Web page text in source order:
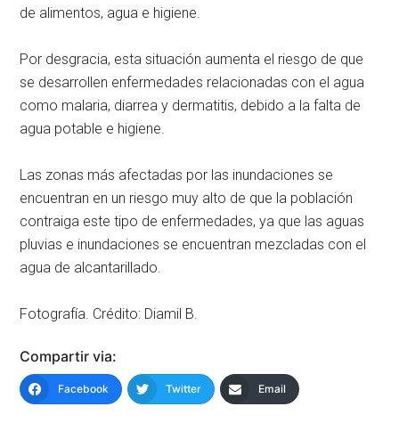
de alimentos, agua e higiene.
Por desgracia, esta situación aumenta el riesgo de que
se desarrollen enfermedades relacionadas con el agua
como malaria, diarrea y dermatitis, debido a la falta de
agua potable e higiene.
Las zonas más afectadas por las inundaciones se
encuentran en un riesgo muy alto de que la población
contraiga este tipo de enfermedades, ya que las aguas
pluvias e inundaciones se encuentran mezcladas con el
agua de alcantarillado.
Fotografía. Crédito: Diamil B.
Compartir via:
Facebook Twitter Email